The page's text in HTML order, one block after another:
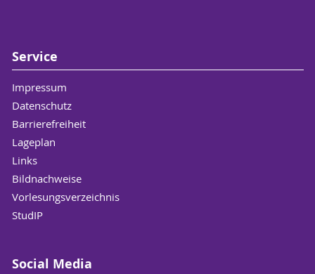
Service
Impressum
Datenschutz
Barrierefreiheit
Lageplan
Links
Bildnachweise
Vorlesungsverzeichnis
StudIP
Social Media